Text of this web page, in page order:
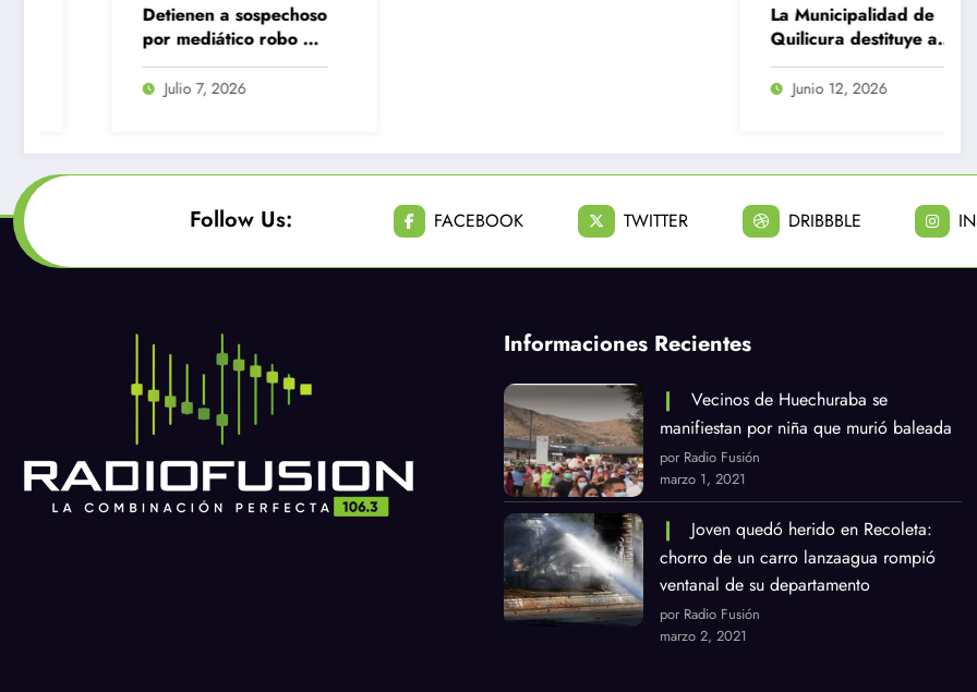
Detienen a sospechoso
por mediático robo a
pastelería en Quilicura
Julio 7, 2026
La Municipalidad de
Quilicura destituye a
12 funcionarios por
Junio 12, 2026
Follow Us: FACEBOOK TWITTER DRIBBBLE
Informaciones Recientes
Vecinos de Huechuraba se
manifiestan por niña que murió baleada
por Radio Fusión
marzo 1, 2021
Joven quedó herido en Recoleta:
chorro de un carro lanzaagua rompió
ventanal de su departamento
por Radio Fusión
marzo 2, 2021